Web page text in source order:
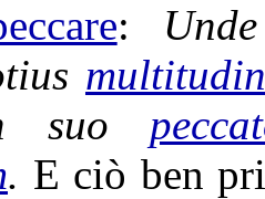
:
suo
. E ciò ben